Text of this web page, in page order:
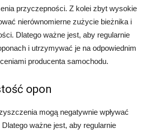
przyczepności. Z kolei zbyt wysokie
nierównomierne zużycie bieżnika i
Dlatego ważne jest, aby regularnie
i utrzymywać je na odpowiednim
producenta samochodu.
opon
mogą negatywnie wpływać
ważne jest, aby regularnie